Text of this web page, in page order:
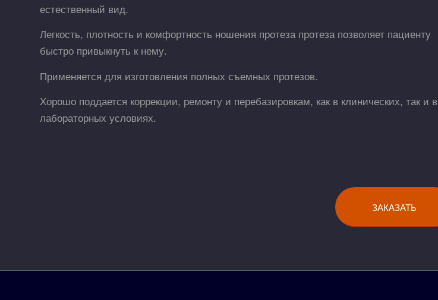
естественный вид.
Легкость, плотность и комфортность ношения протеза протеза позволяет пациенту
быстро привыкнуть к нему.
Применяется для изготовления полных съемных протезов.
Хорошо поддается коррекции, ремонту и перебазировкам, как в клинических, так и в
лабораторных условиях.
ЗАКАЗАТЬ